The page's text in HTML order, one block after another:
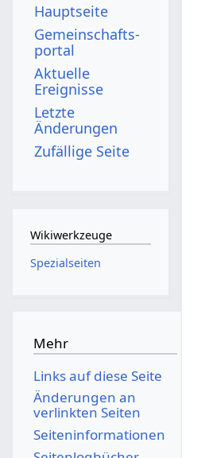
Hauptseite
Gemeinschafts­
portal
Aktuelle
Ereignisse
Letzte
Änderungen
Zufällige Seite
Wikiwerkzeuge
Spezialseiten
Mehr
Links auf diese Seite
Änderungen an
verlinkten Seiten
Seiten­­informationen